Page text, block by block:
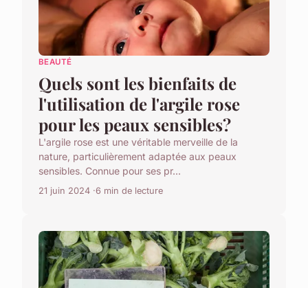
BEAUTÉ
Quels sont les bienfaits de
l'utilisation de l'argile rose
pour les peaux sensibles?
L'argile rose est une véritable merveille de la
nature, particulièrement adaptée aux peaux
sensibles. Connue pour ses pr...
21 juin 2024 6 min de lecture